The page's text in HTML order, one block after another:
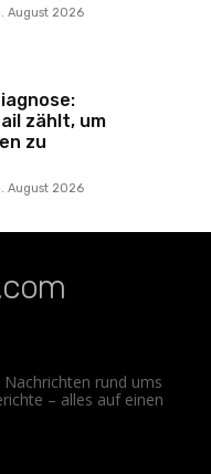
August 2026
zählt, um
zu
August 2026
rund ums
– alles auf einen